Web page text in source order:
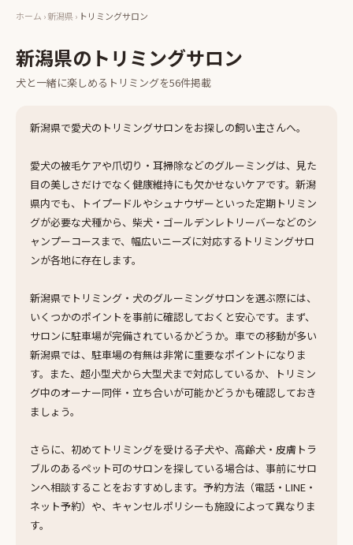
ホーム ›新潟県› トリミングサロン
新潟県の トリミングサロン
犬と一緒に楽しめる トリミングを56件掲載
新潟県で愛犬のトリミングサロンをお探しの飼い主さんへ。
愛犬の被毛ケアや爪切り・耳掃除などのグルーミングは、見た
目の美しさだけでなく健康維持にも欠かせないケアです。新潟
県内でも、トイプードルやシュナウザーといった定期トリミン
グが必要な犬種から、柴犬・ゴールデンレトリーバーなどのシ
ャンプーコースまで、幅広いニーズに対応するトリミングサロ
ンが各地に存在します。
新潟県でトリミング・犬のグルーミングサロンを選ぶ際には、
いくつかのポイントを事前に確認しておくと安心です。まず、
サロンに駐車場が完備されているかどうか。車での移動が多い
新潟県では、駐車場の有無は非常に重要なポイントになりま
す。また、超小型犬から大型犬まで対応しているか、トリミン
グ中のオーナー同伴・立ち合いが可能かどうかも確認しておき
ましょう。
さらに、初めてトリミングを受ける子犬や、高齢犬・皮膚トラ
ブルのあるペット可のサロンを探している場合は、事前にサロ
ンへ相談することをおすすめします。予約方法（電話・LINE・
ネット予約）や、キャンセルポリシーも施設によって異なりま
す。